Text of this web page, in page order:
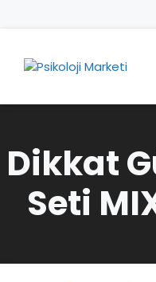
Dikkat
Seti